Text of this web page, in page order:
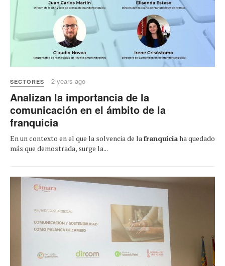
SECTORES 2 years ago
Analizan la importancia de la
comunicación en el ámbito de la
franquicia
En un contexto en el que la solvencia de lafranquiciaha quedado
más que demostrada, surge la...